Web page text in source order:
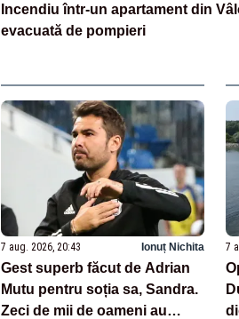
Incendiu într-un apartament din
evacuată de pompieri
7 aug. 2026, 20:43 Ionuț Nichita
Gest superb făcut de Adrian
Mutu pentru soția sa, Sandra.
Zeci de mii de oameni au
7